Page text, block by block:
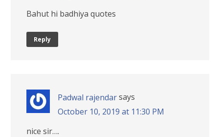
Bahut hi badhiya quotes
Reply
Padwal rajendarsays
October 10, 2019 at 11:30 PM
nice sir….